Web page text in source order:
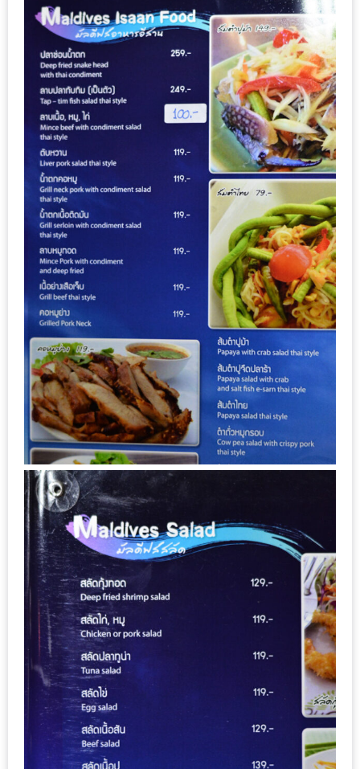
ตัว
นโยบาย
ความ
เป็น
ส่วน
ประกาศ
ผล
ผู้
โชค
ดี
กับ
น้า
อ้วน
ครั้ง
ที่
1
พา
เพื่อน
มา
ม่วน
กั๋น
บน
INSTAGRAM
รวม
โปร
โม
ชั่
นวัน
แม่
แห่ง